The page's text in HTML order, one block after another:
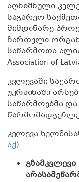
აღნიშნული
საგარეო
მიმდინარე
ჩართული
საწარმოთა
Association of
კვლევაში
უკრაინაში
საწარმოებმა
კვლევა
აქ)